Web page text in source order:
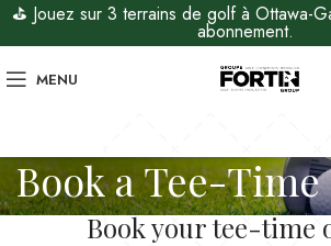
⛳ Jouez sur 3 terrains de golf à Ottawa-
abonnement.
MENU
Book a Tee-Time
Book your tee-time